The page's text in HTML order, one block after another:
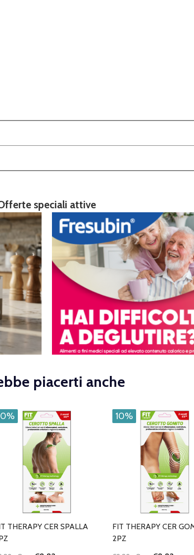
speciali attive
piacerti anche
THERAPY CER SPALLA
10%
FIT THERAPY CER
2PZ